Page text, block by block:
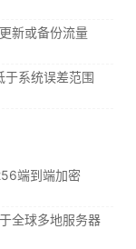
新或备份流量
于系统误差范围
端到端加密
全球多地服务器